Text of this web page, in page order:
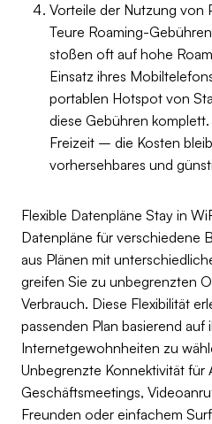
Vorteile der Nutzung von
Teure Roaming-
stoßen oft auf hohe
Einsatz ihres
portablen Hotspot von
diese Gebühren
Freizeit – die Kosten
vorhersehbares und
Flexible Datenpläne Stay in
Datenpläne für verschiedene
aus Plänen mit
greifen Sie zu unbegrenzten
Verbrauch. Diese Flexibilität
passenden Plan basierend auf
Internetgewohnheiten zu
Unbegrenzte Konnektivität für
Geschäftsmeetings,
Freunden oder einfachem